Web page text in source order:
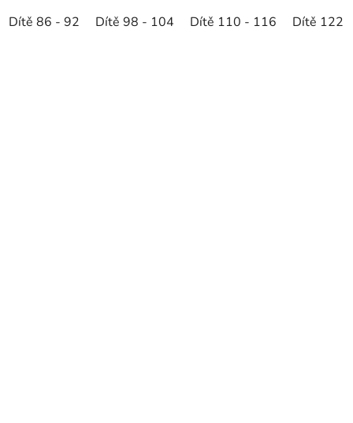
Dítě 86 - 92 Dítě 98 - 104 Dítě 110 - 116 Dítě 122